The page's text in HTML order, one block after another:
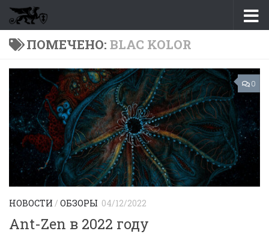
Перейти к содержимому
ПОМЕЧЕНО: BLAC KOLOR
0
НОВОСТИ / ОБЗОРЫ 04/12/2022
Ant-Zen в 2022 году